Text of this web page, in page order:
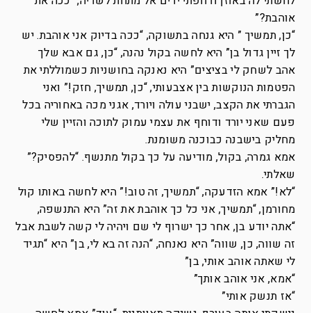
אוהבת?”
“כן, תמשיך ” היא גנחה בתשוקה, “ככה בדיוק אני אוהבת. יש
לך זיין גדול בן” היא לחשה בקול נהנה, “כן, גם אבא שלך
אהב לשחק לי בציצים” היא נאנקה בחושניות כשמוללתי את
הפטמות הנוקשות בין אצבעותי, “כן, תמשיך, חזק!” ואני
הגברתי את הקצב, ישבני עולה ויורד, אגני מכה באחוריה בכל
פעם שאני יורד ודוחף את עצמי עמוק לתוכה והזיין שלי
מחליק בישבנה כבוכנה משומנת.
אמא גמרה, בקול, מודיעה על כך בקול מתנשף. “להפסיק?”
שאלתי.
“לא!” אמא הזדעקה, “תמשיך, זה טוב!” היא לחשה באותו קול
מחורמן, “תמשיך, אני כל כך אוהבת את זה” היא התנשפה,
“אתה יודע בן, אחר כך ישרוף לי שם ויהיה לי קשה לשבת אבל
זה שווה, כן, שווה” היא נאנחה, “הנה זה בא לי, בן” היא “תגיד
לי שאתה אוהב אותי, בן”
“אמא, אני אוהב אותך”
“אז תנשק אותי”